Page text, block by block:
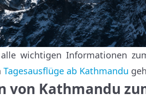
wichtigen Informationen
Tagesausflüge ab Kathmandu
von Kathmandu